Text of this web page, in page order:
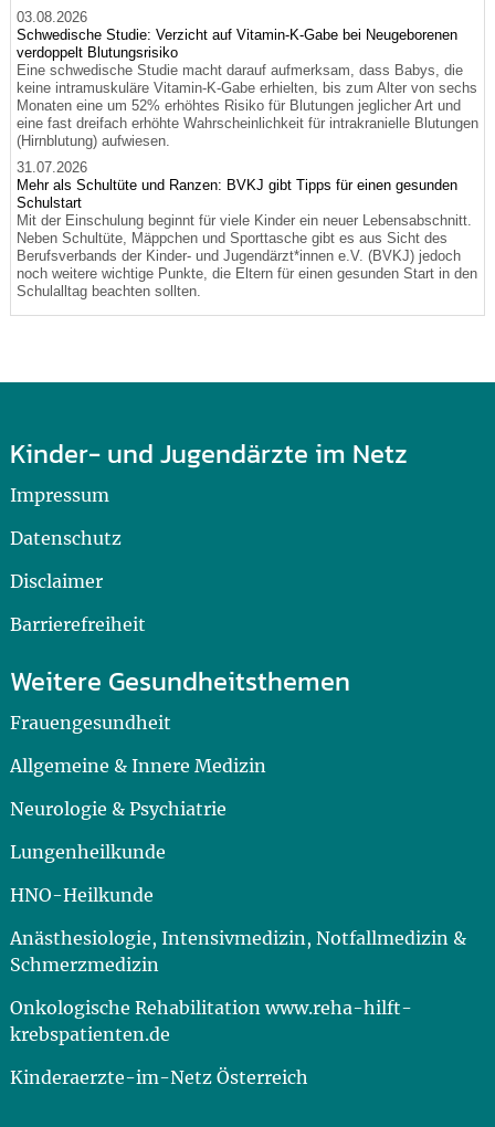
03.08.2026
Schwedische Studie: Verzicht auf Vitamin-K-Gabe bei Neugeborenen
verdoppelt Blutungsrisiko
Eine schwedische Studie macht darauf aufmerksam, dass Babys, die
keine intramuskuläre Vitamin-K-Gabe erhielten, bis zum Alter von sechs
Monaten eine um 52% erhöhtes Risiko für Blutungen jeglicher Art und
eine fast dreifach erhöhte Wahrscheinlichkeit für intrakranielle Blutungen
(Hirnblutung) aufwiesen.
31.07.2026
Mehr als Schultüte und Ranzen: BVKJ gibt Tipps für einen gesunden
Schulstart
Mit der Einschulung beginnt für viele Kinder ein neuer Lebensabschnitt.
Neben Schultüte, Mäppchen und Sporttasche gibt es aus Sicht des
Berufsverbands der Kinder- und Jugendärzt*innen e.V. (BVKJ) jedoch
noch weitere wichtige Punkte, die Eltern für einen gesunden Start in den
Schulalltag beachten sollten.
Kinder- und Jugendärzte im Netz
Impressum
Datenschutz
Disclaimer
Barrierefreiheit
Weitere Gesundheitsthemen
Frauengesundheit
Allgemeine & Innere Medizin
Neurologie & Psychiatrie
Lungenheilkunde
HNO-Heilkunde
Anästhesiologie, Intensivmedizin, Notfallmedizin &
Schmerzmedizin
Onkologische Rehabilitation www.reha-hilft-
krebspatienten.de
Kinderaerzte-im-Netz Österreich